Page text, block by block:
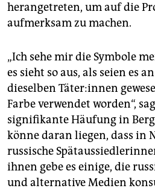
herangetreten, um auf die
aufmerksam zu machen.
„Ich sehe mir die Symbole
es sieht so aus, als seien es
dieselben Tä­te­r:in­nen
Farbe verwendet worden“,
signifikante Häufung in
könne daran liegen, dass in
russische
ihnen gebe es einige, die
und alternative Medien